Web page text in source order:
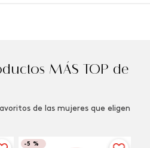
MÁS TOP de
de las mujeres que eligen
-5 %